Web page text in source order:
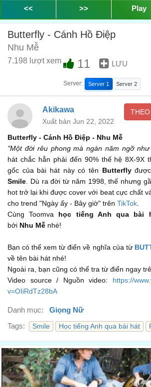
Vâng, em cần... em cần chàng samurai của
Hay yai yai
Hay yai yai
I'm your little butterfly
Xanh thẳm, đen huyền
Make the colours in the sky
Điểm tô thêm sắc màu cho bầu trời kia
Hay yai yai
Hay yai yai
I'm your little butterfly
Em là cánh hồ điệp bé nhỏ của chàng
Green, black and blue
Make the colours in the sky
Điểm tô thêm sắc màu cho bầu trời kia
I've been searching for a man
Em đi tìm một chàng trai
All across japan
Khắp nơi trên đất nước Nhật Bản này
Just to find... to find my samurai
Chỉ để tìm... để tìm chàng samurai của em
<< >> Play
Butterfly - Cánh Hồ Điệp
Nhu Mễ
7.198 lượt xem 11 LƯU
Server: Server 1 Server 2
Akikawa
Xuất bản Jun 22, 2022
Butterfly - Cánh Hồ Điệp - Nhu Mễ
"Một đời rêu phong mà ngàn năm ngỡ
hát chắc hẳn phải đến 90% thế hệ 8X-9X
gốc của bài hát này có tên Butterflyđược
Smile . Dù ra đời từ năm 1998, thế nhưng
hot trở lại khi được cover với beat cực chất
cho trend "Ngày ấy - Bây giờ" trên TikTok
Cùng Toomva học tiếng Anh qua bài
bởi Nhu Mễ nhé!
Bạn có thể xem từ điển về nghĩa của từ
về tên bài hát nhé!
Ngoài ra, bạn cũng có thể tra từ điển ngay
Video source / Nguồn video: https://
v=OIiRdTz28bA
Danh mục:
Giọng Nữ
Tags:
Smile Học tiếng Anh qua bài hát